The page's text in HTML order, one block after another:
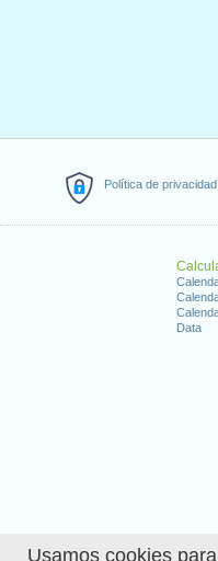
Usamos cookies
Política de privacidad
Data